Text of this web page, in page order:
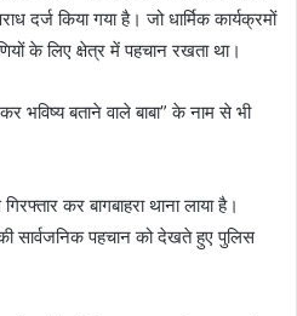
किया गया है। जो धार्मिक कार्यक्रमों
के लिए क्षेत्र में पहचान रखता था।
भविष्य बताने वाले बाबा” के नाम से भी
कर बागबाहरा थाना लाया है।
सार्वजनिक पहचान को देखते हुए पुलिस